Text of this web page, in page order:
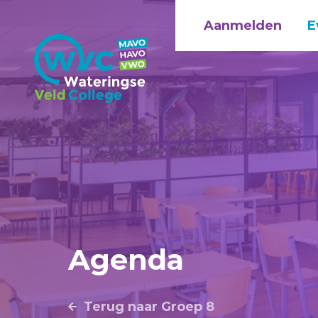
Aanmelden
Agenda
Terug naar Groep 8